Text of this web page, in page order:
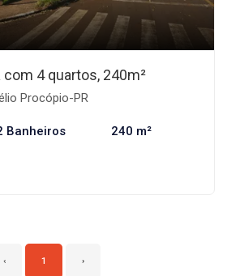
com 4 quartos, 240m²
Procópio-PR
Banheiros 240 m²
‹ 1 ›